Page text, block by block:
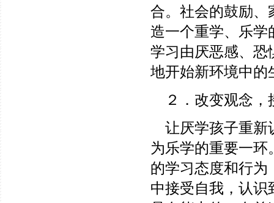
合。社会的鼓励、
造一个重学、乐学
学习由厌恶感、恐
地开始新环境中的
２．改变观念，
让厌学孩子重新
为乐学的重要一
的学习态度和行为
中接受自我，认识